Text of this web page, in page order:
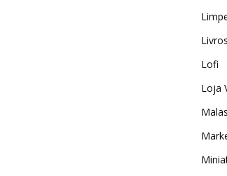
Livros
Lofi
Loja
Malas